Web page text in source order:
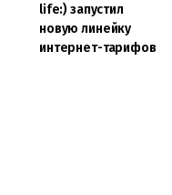
life:) запустил
новую линейку
интернет-тарифов